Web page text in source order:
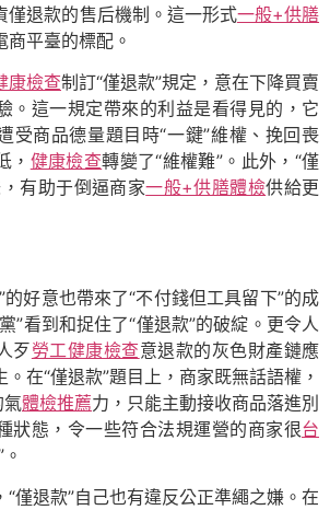
僅退款的售后機制。這一形式一般+供膳
商平臺的標配。
康檢查制訂“僅退款”規定，意在下降買賣
。這一規定帶來的利益是看得見的，它
受商品德量題目時“一鍵”維權、挽回喪
， 健康檢查轉變了“維權難”。此外，“僅
有助于倒逼商家一般+供膳體檢供給更
的好意也帶來了“不付錢但工具留下”的成
”看到和捉住了“僅退款”的破綻。更令人
歹勞工健康檢查意退款的灰色財產鏈應
。在“僅退款”題目上，商家既無話語權，
氣體檢推薦力，只能主動接收商品落進別
狀態，令一些符合法規運營的商家很台
“僅退款”自己也有違反公正準繩之嫌。在